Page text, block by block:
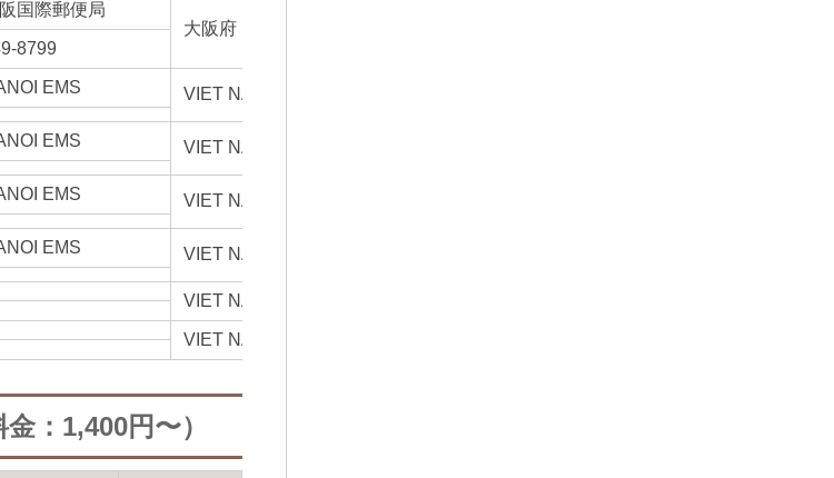
国際郵便局
大阪府
8799
EMS VIET NAM
EMS VIET NAM
EMS VIET NAM
EMS VIET NAM
VIET NAM
VIET NAM
：1,400円〜）